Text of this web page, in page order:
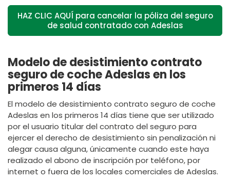
HAZ CLIC AQUÍ para cancelar la póliza del seguro
de salud contratado con Adeslas
Modelo de desistimiento contrato
seguro de coche Adeslas en los
primeros 14 días
El modelo de desistimiento contrato seguro de coche
Adeslas en los primeros 14 días tiene que ser utilizado
por el usuario titular del contrato del seguro para
ejercer el derecho de desistimiento sin penalización ni
alegar causa alguna, únicamente cuando este haya
realizado el abono de inscripción por teléfono, por
internet o fuera de los locales comerciales de Adeslas.